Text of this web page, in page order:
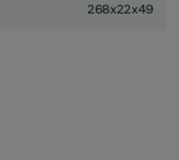
268x22x49